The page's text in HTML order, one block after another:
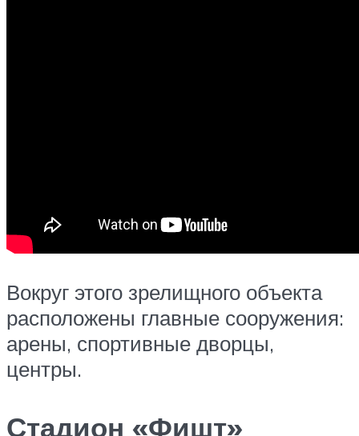
Вокруг этого зрелищного объекта
расположены главные сооружения:
арены, спортивные дворцы,
центры.
Стадион «Фишт»